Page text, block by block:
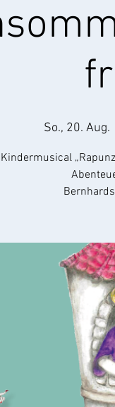
So., 20. Aug.